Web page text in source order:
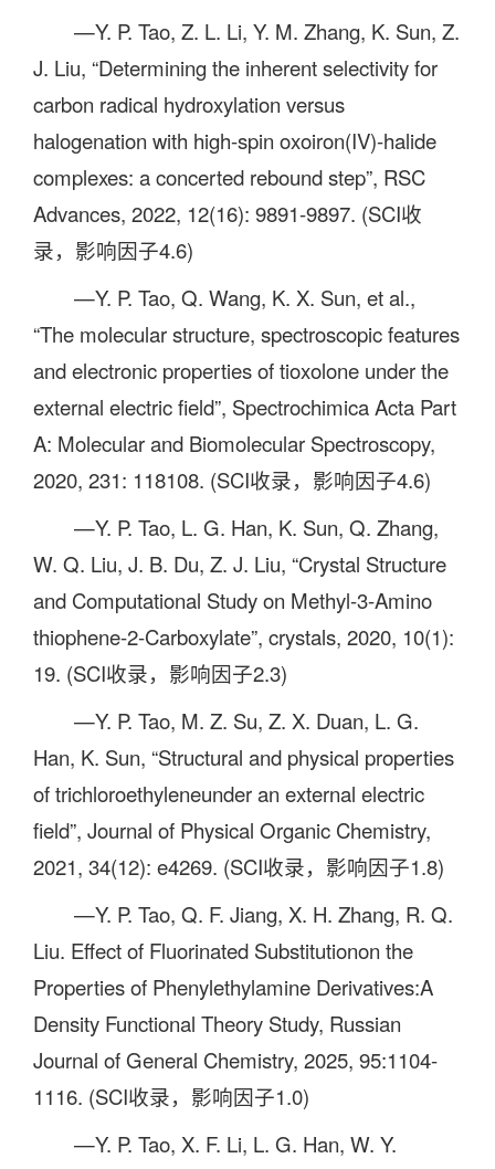
—Y. P. Tao, Z. L. Li, Y. M. Zhang, K. Sun, Z.
J. Liu, “Determining the inherent selectivity for
carbon radical hydroxylation versus
halogenation with high-spin oxoiron(IV)-halide
complexes: a concerted rebound step”, RSC
Advances, 2022, 12(16): 9891-9897. (SCI收
录，影响因子4.6)
—Y. P. Tao, Q. Wang, K. X. Sun, et al.,
“The molecular structure, spectroscopic features
and electronic properties of tioxolone under the
external electric field”, Spectrochimica Acta Part
A: Molecular and Biomolecular Spectroscopy,
2020, 231: 118108. (SCI收录，影响因子4.6)
—Y. P. Tao, L. G. Han, K. Sun, Q. Zhang,
W. Q. Liu, J. B. Du, Z. J. Liu, “Crystal Structure
and Computational Study on Methyl-3-Amino
thiophene-2-Carboxylate”, crystals, 2020, 10(1):
19. (SCI收录，影响因子2.3)
—Y. P. Tao, M. Z. Su, Z. X. Duan, L. G.
Han, K. Sun, “Structural and physical properties
of trichloroethyleneunder an external electric
field”, Journal of Physical Organic Chemistry,
2021, 34(12): e4269. (SCI收录，影响因子1.8)
—Y. P. Tao, Q. F. Jiang, X. H. Zhang, R. Q.
Liu. Effect of Fluorinated Substitutionon the
Properties of Phenylethylamine Derivatives:A
Density Functional Theory Study, Russian
Journal of General Chemistry, 2025, 95:1104-
1116. (SCI收录，影响因子1.0)
—Y. P. Tao, X. F. Li, L. G. Han, W. Y.